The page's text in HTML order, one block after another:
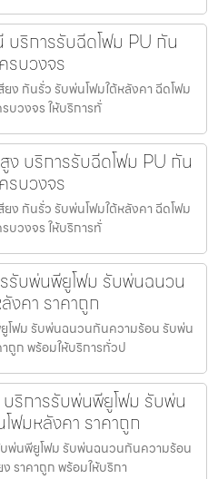
บริการรับฉีดโฟม PU กัน
รบวงจร
ง กันรั่ว รับพ่นโฟมใต้หลังคา ฉีดโฟม
บวงจร ให้บริการทั่
บริการรับฉีดโฟม PU กัน
รบวงจร
ง กันรั่ว รับพ่นโฟมใต้หลังคา ฉีดโฟม
บวงจร ให้บริการทั่
รับพ่นพียูโฟม รับพ่นฉนวน
งคา ราคาถูก
โฟม รับพ่นฉนวนกันความร้อน รับพ่น
ถูก พร้อมให้บริการทั่วป
ริการรับพ่นพียูโฟม รับพ่น
ฟมหลังคา ราคาถูก
พ่นพียูโฟม รับพ่นฉนวนกันความร้อน
ราคาถูก พร้อมให้บริกา